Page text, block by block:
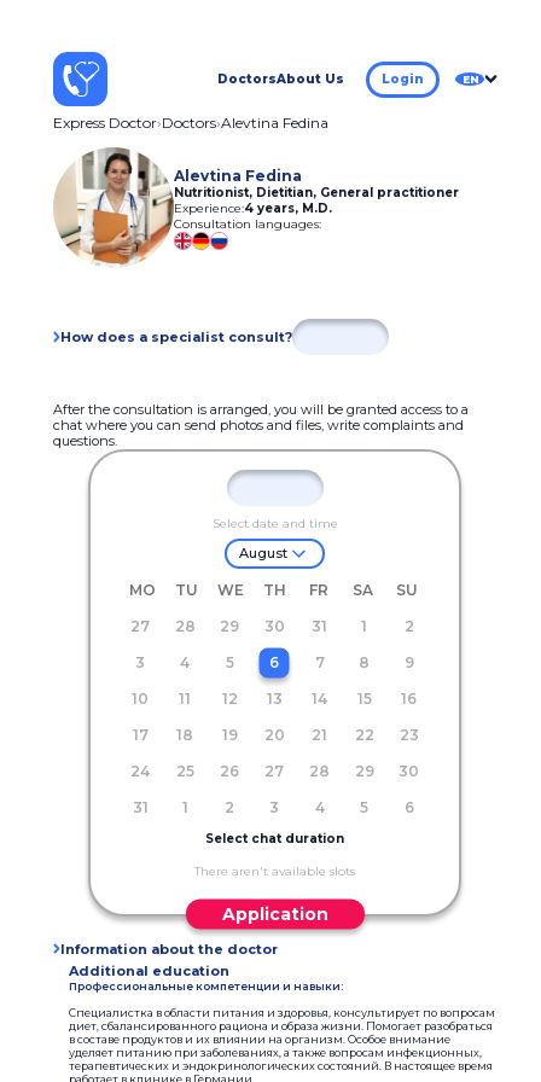
DoctorsAbout Us Login EN
Express Doctor Doctors Alevtina Fedina
Alevtina Fedina
Nutritionist, Dietitian, General practitioner
Experience:4 years, M.D.
Consultation languages:
How does a specialist consult?
After the consultation is arranged, you will be granted access to a
chat where you can send photos and files, write complaints and
questions.
Select date and time
August
MO TU WE TH FR SA
SU
27
28 29 30 31 1
2
3
4 5 6 7 8
9
10
11 12 13 14 15
16
17
18 19 20 21 22
23
24
25 26 27 28 29
30
31
1 2 3 4 5 6
Select chat duration
There aren't available slots
Application
Information about the doctor
Additional education
Профессиональные компетенции и навыки:
Специалистка в области питания и здоровья, консультирует по вопросам
диет, сбалансированного рациона и образа жизни. Помогает разобраться
в составе продуктов и их влиянии на организм. Особое внимание
уделяет питанию при заболеваниях, а также вопросам инфекционных,
терапевтических и эндокринологических состояний. В настоящее время
работает в клинике в Германии